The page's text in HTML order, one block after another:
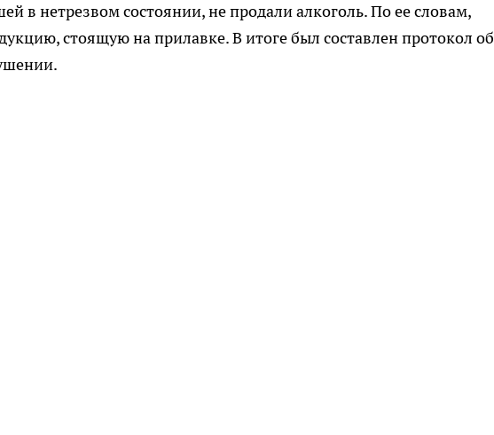
в нетрезвом состоянии, не продали алкоголь. По ее словам,
стоящую на прилавке. В итоге был составлен протокол об